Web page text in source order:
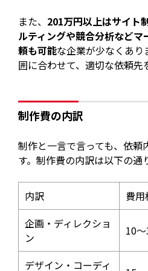
また、 201万円以上はサイト
ルティングや競合分析など
頼も可能な企業が少なくあ
囲に合わせて、適切な依頼先
制作費の内訳
制作と一言で言っても、依頼
す。制作費の内訳は以下の通
内訳
費用
企画・ディレクショ
ン
10
デザイン・コーディ